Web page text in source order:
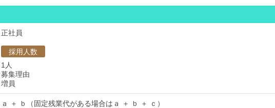
正社員
採用人数
1人
募集理由
増員
ａ ＋ ｂ（固定残業代がある場合はａ ＋ ｂ ＋ ｃ）